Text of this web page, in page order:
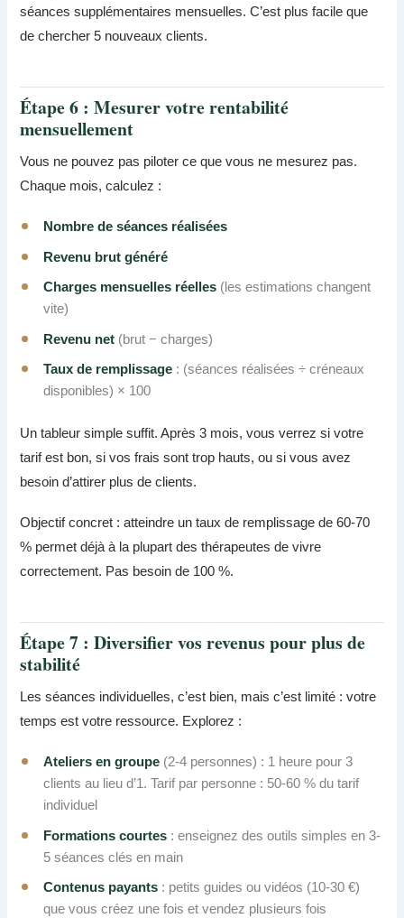
séances supplémentaires mensuelles. C’est plus facile que
de chercher 5 nouveaux clients.
Étape 6 : Mesurer votre rentabilité
mensuellement
Vous ne pouvez pas piloter ce que vous ne mesurez pas.
Chaque mois, calculez :
Nombre de séances réalisées
Revenu brut généré
Charges mensuelles réelles (les estimations changent
vite)
Revenu net (brut − charges)
Taux de remplissage : (séances réalisées ÷ créneaux
disponibles) × 100
Un tableur simple suffit. Après 3 mois, vous verrez si votre
tarif est bon, si vos frais sont trop hauts, ou si vous avez
besoin d’attirer plus de clients.
Objectif concret : atteindre un taux de remplissage de 60-70
% permet déjà à la plupart des thérapeutes de vivre
correctement. Pas besoin de 100 %.
Étape 7 : Diversifier vos revenus pour plus de
stabilité
Les séances individuelles, c’est bien, mais c’est limité : votre
temps est votre ressource. Explorez :
Ateliers en groupe (2-4 personnes) : 1 heure pour 3
clients au lieu d’1. Tarif par personne : 50-60 % du tarif
individuel
Formations courtes : enseignez des outils simples en 3-
5 séances clés en main
Contenus payants : petits guides ou vidéos (10-30 €)
que vous créez une fois et vendez plusieurs fois